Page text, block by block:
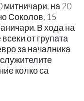
митничари, на 20
Соколов, 15
В хода на
от групата
за началника
колко са